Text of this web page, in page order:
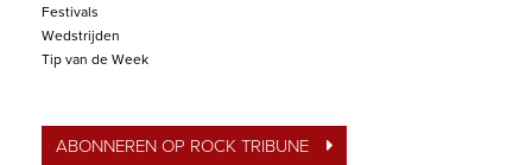
Festivals
Wedstrijden
Tip van de Week
ABONNEREN OP ROCK TRIBUNE